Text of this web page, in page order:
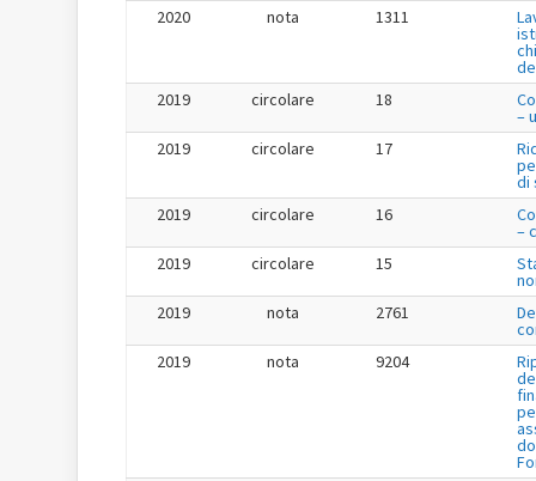
2020
nota 1311
2019
circolare 18
–
2019
circolare 17
di
2019
circolare 16
–
2019
circolare 15
2019
nota 2761
2019
nota 9204